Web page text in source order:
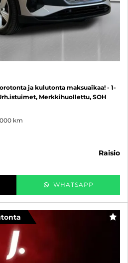
ja kulutonta maksuaikaa! - 1-
Merkkihuollettu, SOH
km
raisio
WHATSAPP